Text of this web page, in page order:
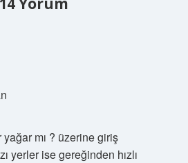
mı ? üzerine giriş
yerler ise gereğinden hızlı